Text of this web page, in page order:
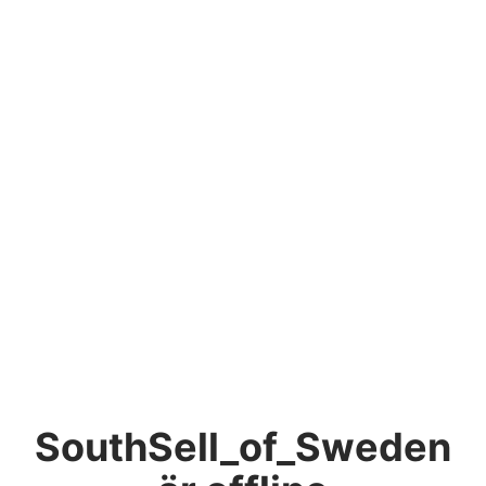
SouthSell_of_Sweden